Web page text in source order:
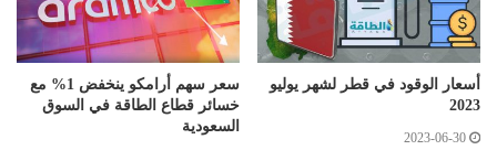
أسعار الوقود في قطر لشهر يوليو
2023
2023-06-30
سعر سهم أرامكو ينخفض 1% مع
خسائر قطاع الطاقة في السوق
السعودية